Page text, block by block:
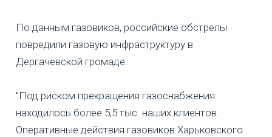
По данным газовиков, российские обстрелы
повредили газовую инфраструктуру в
Дергачевской громаде.
"Под риском прекращения газоснабжения
находилось более 5,5 тыс. наших клиентов.
Оперативные действия газовиков Харьковского